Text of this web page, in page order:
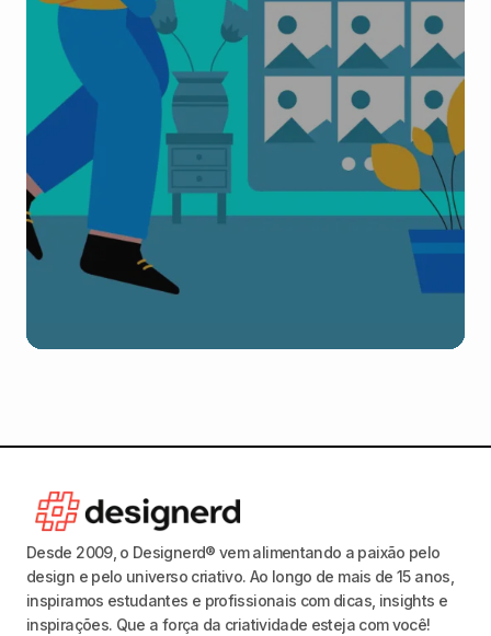
Desde 2009, o Designerd® vem alimentando a paixão pelo
design e pelo universo criativo. Ao longo de mais de 15 anos,
inspiramos estudantes e profissionais com dicas, insights e
inspirações. Que a força da criatividade esteja com você!